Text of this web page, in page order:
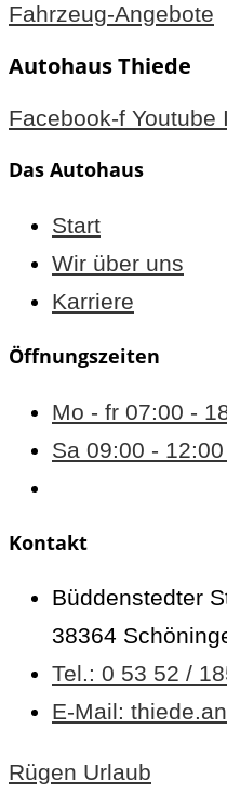
Fahrzeug-Angebote
Autohaus Thiede
Facebook-f Youtube
Das Autohaus
Start
Wir über uns
Karriere
Öffnungszeiten
Mo - fr 07:00 -
Sa 09:00 -
Kontakt
Büddenstedter
38364
Tel.: 0 53 52 /
E-Mail:
Rügen Urlaub